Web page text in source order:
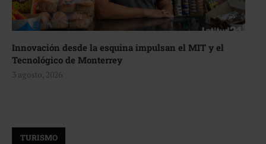
Innovación desde la esquina impulsan el MIT y el
Tecnológico de Monterrey
3 agosto, 2026
TURISMO